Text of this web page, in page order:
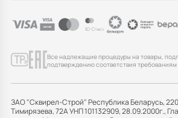
Все надлежащие процедуры на товары,
подтверждению соответствия
ЗАО "Сквирел-Строй" Республика Беларусь,
Тимирязева, 72А УНП 101132909, 28.09.2000г.,